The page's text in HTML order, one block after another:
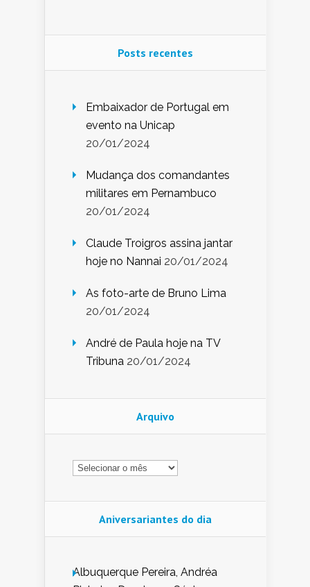
Posts recentes
Embaixador de Portugal em
evento na Unicap
20/01/2024
Mudança dos comandantes
militares em Pernambuco
20/01/2024
Claude Troigros assina jantar
hoje no Nannai 20/01/2024
As foto-arte de Bruno Lima
20/01/2024
André de Paula hoje na TV
Tribuna 20/01/2024
Arquivo
Arquivo
Aniversariantes do dia
Albuquerque Pereira, Andréa